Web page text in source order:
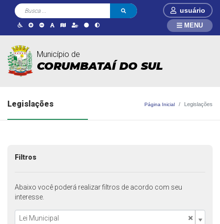
usuário
Município de
CORUMBATAÍ DO SUL
MENU
Legislações Página Inicial Legislações
Filtros
Abaixo você poderá realizar filtros de acordo com seu
interesse.
×
Lei Municipal